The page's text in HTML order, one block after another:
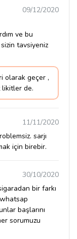
09/12/2020
ve bu
tavsiyeniz
olarak geçer ,
de.
11/11/2020
sarjı
için birebir.
30/10/2020
bir farkı
başlarını
sorumuzu